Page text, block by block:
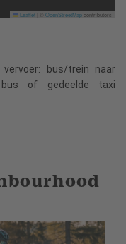
Leaflet OpenStreetMapcontributors
bus/trein naar
of gedeelde taxi